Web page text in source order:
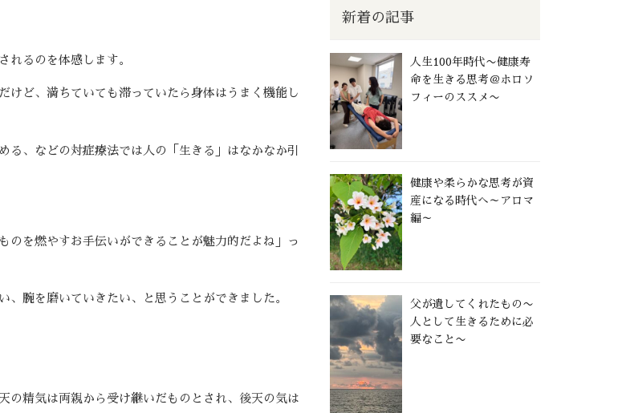
れるのを体感します。
けど、満ちていても滞っていたら身体はうまく機能し
、などの対症療法では人の「生きる」はなかなか引
のを燃やすお手伝いができることが魅力的だよね」っ
腕を磨いていきたい、と思うことができました。
の精気は両親から受け継いだものとされ、後天の気は
新着の記事
人生100年時代〜健康寿
命を生きる思考＠ホロソ
フィーのススメ〜
健康や柔らかな思考が資
産になる時代へ～アロマ
編～
父が遺してくれたもの〜
人として生きるために必
要なこと〜